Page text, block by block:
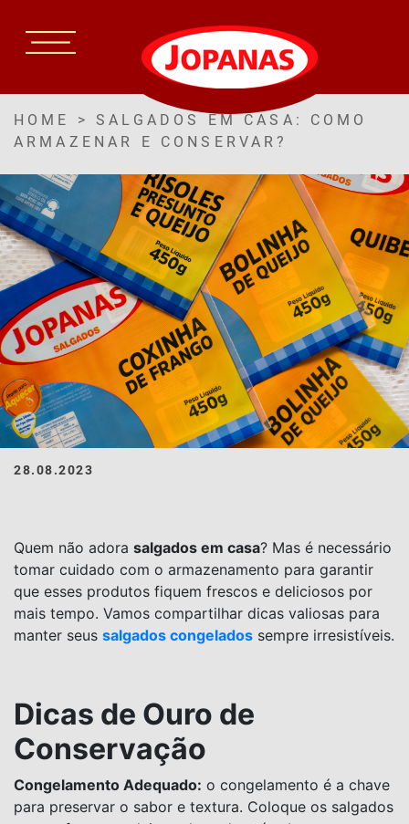
HOME >SALGADOS EM CASA: COMO
ARMAZENAR E CONSERVAR?
28.08.2023
Quem não adora salgados em casa? Mas é necessário
tomar cuidado com o armazenamento para garantir
que esses produtos fiquem frescos e deliciosos por
mais tempo. Vamos compartilhar dicas valiosas para
manter seus salgados congelados sempre irresistíveis.
Dicas de Ouro de
Conservação
Congelamento Adequado: o congelamento é a chave
para preservar o sabor e textura. Coloque os salgados